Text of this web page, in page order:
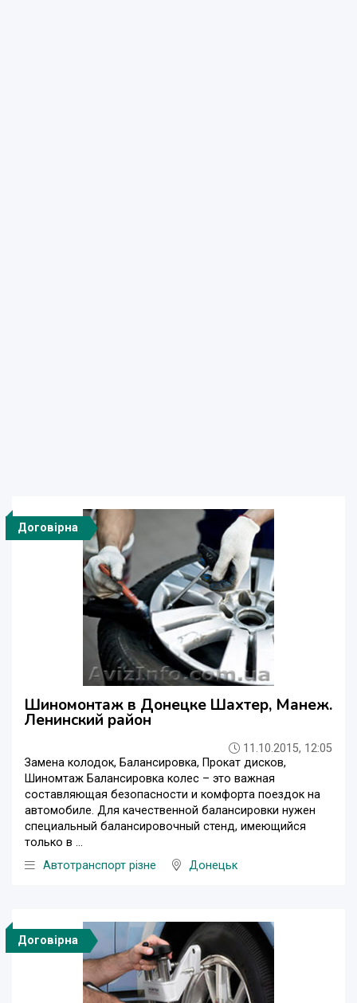
Договірна
Шиномонтаж в Донецке Шахтер, Манеж.
Ленинский район
11.10.2015, 12:05
Замена колодок, Балансировка, Прокат дисков,
Шиномтаж Балансировка колес – это важная
составляющая безопасности и комфорта поездок на
автомобиле. Для качественной балансировки нужен
специальный балансировочный стенд, имеющийся
только в ...
Автотранспорт різне
Донецьк
Договірна